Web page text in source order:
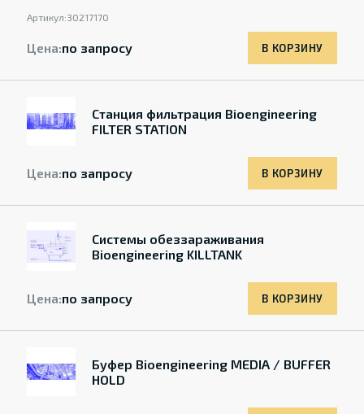
Артикул:30217170
Цена:по запросу В КОРЗИНУ
Станция фильтрация Bioengineering
FILTER STATION
Цена:по запросу В КОРЗИНУ
Системы обеззараживания
Bioengineering KILLTANK
Цена:по запросу В КОРЗИНУ
Буфер Bioengineering MEDIA / BUFFER
HOLD